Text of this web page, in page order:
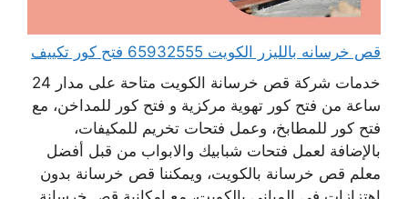
قص خرسانه بالليزر الكويت 65932555 فتح كور تكييف
خدمات شركة قص خرسانة الكويت متاحة على مدار 24
ساعة من فتح كور تهوية مركزية و فتح كور للمداخن، مع
فتح كور للمطابخ، وعمل فتحات تخريم للمكيفات،
بالإضافة لعمل فتحات شبابيك والابواب من قبل أفضل
معلم قص خرسانة بالكويت، ويمكننا قص خرسانة بدون